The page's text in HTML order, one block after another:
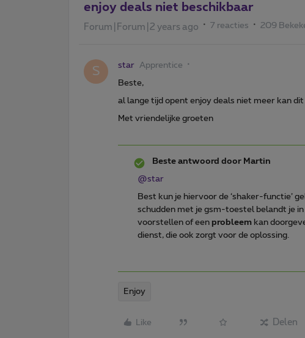
enjoy deals niet beschikbaar
Forum|Forum|2 years ago 7 reacties 209
S star Apprentice
Beste,
al lange tijd opent enjoy deals niet meer kan
Met vriendelijke groeten
Beste antwoord door Martin
@star
Best kun je hiervoor de ‘shaker-functie’
schudden met je gsm-toestel belandt je
voorstellen of een probleem kan
dienst, die ook zorgt voor de oplossing.
Enjoy
Like Delen